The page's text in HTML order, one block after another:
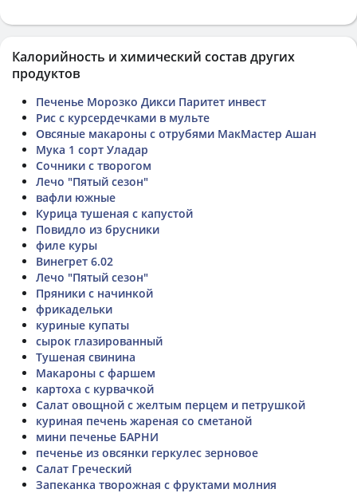
Калорийность и химический состав других
продуктов
Печенье Морозко Дикси Паритет инвест
Рис с курсердечками в мульте
Овсяные макароны с отрубями МакМастер Ашан
Мука 1 сорт Уладар
Сочники с творогом
Лечо "Пятый сезон"
вафли южные
Курица тушеная с капустой
Повидло из брусники
филе куры
Винегрет 6.02
Лечо "Пятый сезон"
Пряники с начинкой
фрикадельки
куриные купаты
сырок глазированный
Тушеная свинина
Макароны с фаршем
картоха с курвачкой
Салат овощной с желтым перцем и петрушкой
куриная печень жареная со сметаной
мини печенье БАРНИ
печенье из овсянки геркулес зерновое
Салат Греческий
Запеканка творожная с фруктами молния